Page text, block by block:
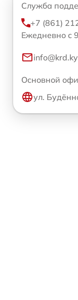
Служба
+7 (861)
Ежедневно с
Основной
ул.